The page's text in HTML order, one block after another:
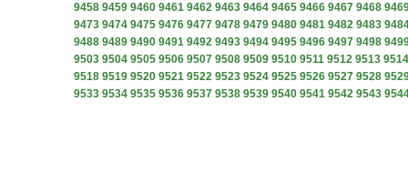
9458 9459 9460 9461 9462 9463 9464 9465 9466 9467 9468
9473 9474 9475 9476 9477 9478 9479 9480 9481 9482 9483
9488 9489 9490 9491 9492 9493 9494 9495 9496 9497 9498
9503 9504 9505 9506 9507 9508 9509 9510 9511 9512 9513 9514
9518 9519 9520 9521 9522 9523 9524 9525 9526 9527 9528
9533 9534 9535 9536 9537 9538 9539 9540 9541 9542 9543